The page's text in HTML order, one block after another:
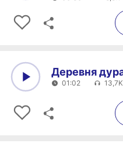
Деревня
01:02 13,7K